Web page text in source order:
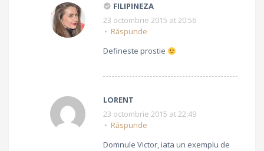
FILIPINEZA
23 octombrie 2015 at 20:56
Răspunde
Defineste prostie
LORENT
23 octombrie 2015 at 22:49
Răspunde
Domnule Victor, iata un exemplu de